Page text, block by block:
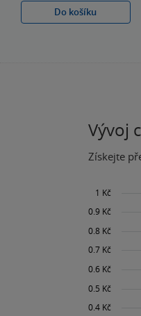
Do košíku
Vývoj
Získejte